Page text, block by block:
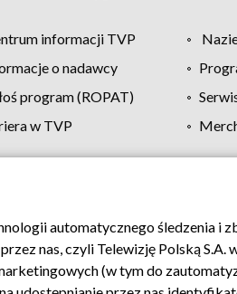
informacji TVP
o nadawcy
program (ROPAT)
w TVP
Moje zgody Pomoc
automatycznego śledzenia i
nas, czyli Telewizję Polską S.A.
(w tym do